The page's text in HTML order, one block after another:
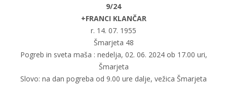
9/24
+FRANCI KLANČAR
r. 14. 07. 1955
Šmarjeta 48
Pogreb in sveta maša : nedelja, 02. 06. 2024 ob 17.00 uri,
Šmarjeta
Slovo: na dan pogreba od 9.00 ure dalje, vežica Šmarjeta